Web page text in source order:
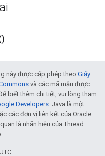
()
này được cấp phép theo Giấy
và các mã mẫu được
biết thêm chi tiết, vui lòng tham
Developers. Java là một
các đơn vị liên kết của Oracle.
là nhãn hiệu của Thread